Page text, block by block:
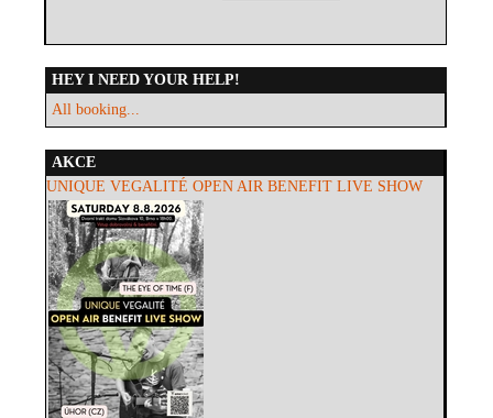
HEY I NEED YOUR HELP!
All booking...
AKCE
UNIQUE VEGALITÉ OPEN AIR BENEFIT LIVE SHOW